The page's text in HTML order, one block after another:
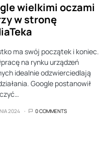
wielkimi oczami
w stronę
ma swój początek i koniec.
na rynku urządzeń
idealnie odzwierciedlają
Google postanowił
2024 0 COMMENTS